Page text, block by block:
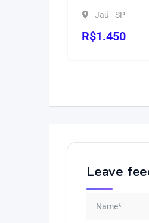
Leave